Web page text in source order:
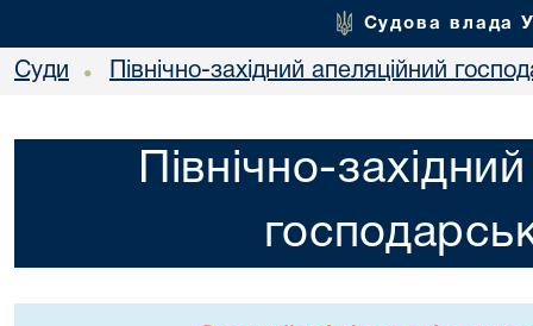
Судова влада
Суди • Північно-західний апеляційний
Північно-